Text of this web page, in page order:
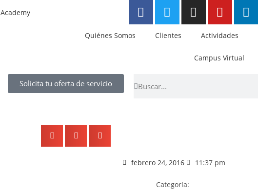
Academy
Quiénes Somos Clientes Actividades
Campus Virtual
Solicita tu oferta de servicio
febrero 24, 2016 11:37 pm
Categoría: